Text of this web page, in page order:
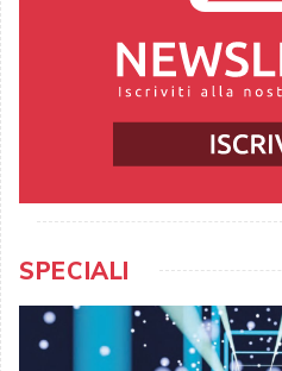
SPECIALI